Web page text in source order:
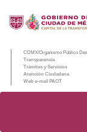
CDMX/Organismo Público
Transparencia
Trámites y Servicios
Atención Ciudadana
Web e-mail PAOT